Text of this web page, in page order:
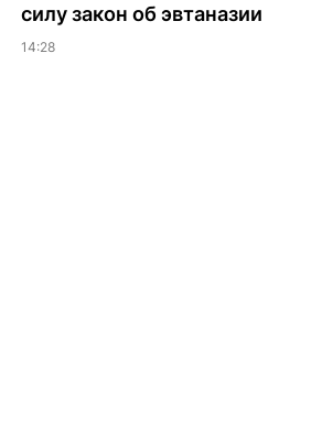
силу закон об эвтаназии
14:28